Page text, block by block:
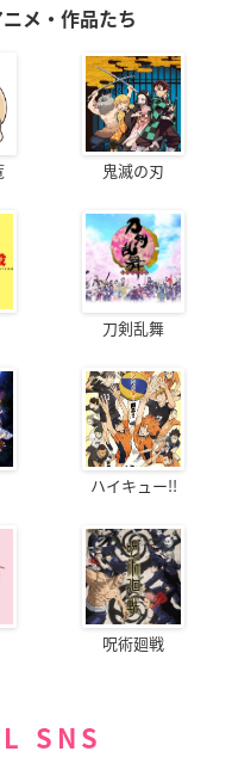
メ・作品たち
鬼滅の刃
刀剣乱舞
ハイキュー!!
呪術廻戦
SNS